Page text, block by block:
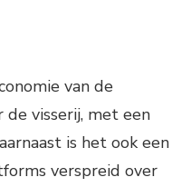
van de
visserij, met een
is het ook een
verspreid over